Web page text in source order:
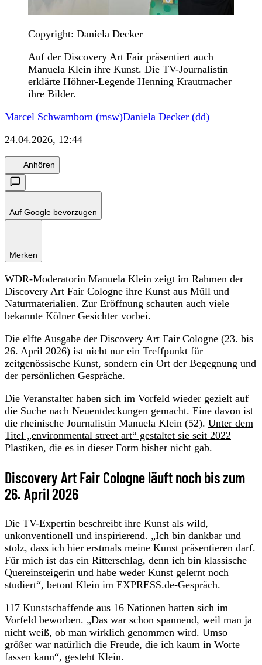
Copyright: Daniela Decker
Auf der Discovery Art Fair präsentiert auch
Manuela Klein ihre Kunst. Die TV-Journalistin
erklärte Höhner-Legende Henning Krautmacher
ihre Bilder.
Marcel Schwamborn (msw)Daniela Decker (dd)
24.04.2026, 12:44
Anhören
Auf Google bevorzugen
Merken
WDR-Moderatorin Manuela Klein zeigt im Rahmen der
Discovery Art Fair Cologne ihre Kunst aus Müll und
Naturmaterialien. Zur Eröffnung schauten auch viele
bekannte Kölner Gesichter vorbei.
Die elfte Ausgabe der Discovery Art Fair Cologne (23. bis
26. April 2026) ist nicht nur ein Treffpunkt für
zeitgenössische Kunst, sondern ein Ort der Begegnung und
der persönlichen Gespräche.
Die Veranstalter haben sich im Vorfeld wieder gezielt auf
die Suche nach Neuentdeckungen gemacht. Eine davon ist
die rheinische Journalistin Manuela Klein (52). Unter dem
Titel „environmental street art“ gestaltet sie seit 2022
Plastiken, die es in dieser Form bisher nicht gab.
Discovery Art Fair Cologne läuft noch bis zum
26. April 2026
Die TV-Expertin beschreibt ihre Kunst als wild,
unkonventionell und inspirierend. „Ich bin dankbar und
stolz, dass ich hier erstmals meine Kunst präsentieren darf.
Für mich ist das ein Ritterschlag, denn ich bin klassische
Quereinsteigerin und habe weder Kunst gelernt noch
studiert“, betont Klein im EXPRESS.de-Gespräch.
117 Kunstschaffende aus 16 Nationen hatten sich im
Vorfeld beworben. „Das war schon spannend, weil man ja
nicht weiß, ob man wirklich genommen wird. Umso
größer war natürlich die Freude, die ich kaum in Worte
fassen kann“, gesteht Klein.